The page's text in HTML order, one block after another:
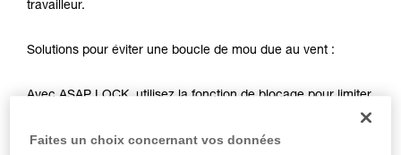
formation et un entraînement spécifique. Validez
la manipulation, seul, en toute sécurité, avant
liées à votre activité. Il peut en exister d’autres
travailleur.
Solutions pour éviter une boucle de mou due au vent :
Avec ASAP LOCK, utilisez la fonction de blocage pour limiter
n'empêche pas les déplacements de l'utilisateur vers le
Faites un choix concernant vos données